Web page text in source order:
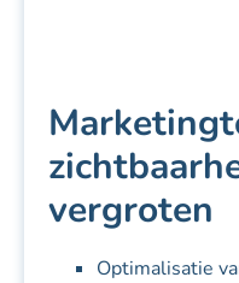
vergroten
Optimalisatie